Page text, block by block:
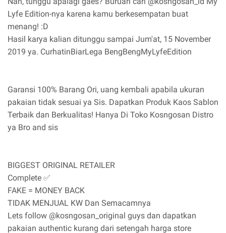
Lyfe Edition-nya karena kamu berkesempatan buat
menang! :D
Hasil karya kalian ditunggu sampai Jum'at, 15 November
2019 ya. CurhatinBiarLega BengBengMyLyfeEdition
Garansi 100% Barang Ori, uang kembali apabila ukuran
pakaian tidak sesuai ya Sis. Dapatkan Produk Kaos Sablon
Terbaik dan Berkualitas! Hanya Di Toko Kosngosan Distro
ya Bro and sis
BIGGEST ORIGINAL RETAILER
Complete ✅
FAKE = MONEY BACK
TIDAK MENJUAL KW Dan Semacamnya
Lets follow @kosngosan_original guys dan dapatkan
pakaian authentic kurang dari setengah harga store